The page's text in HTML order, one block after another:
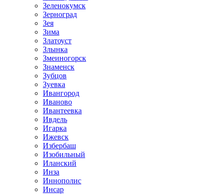
Зеленокумск
Зерноград
Зея
Зима
Златоуст
Злынка
Змеиногорск
Знаменск
Зубцов
Зуевка
Ивангород
Иваново
Ивантеевка
Ивдель
Игарка
Ижевск
Избербаш
Изобильный
Иланский
Инза
Иннополис
Инсар